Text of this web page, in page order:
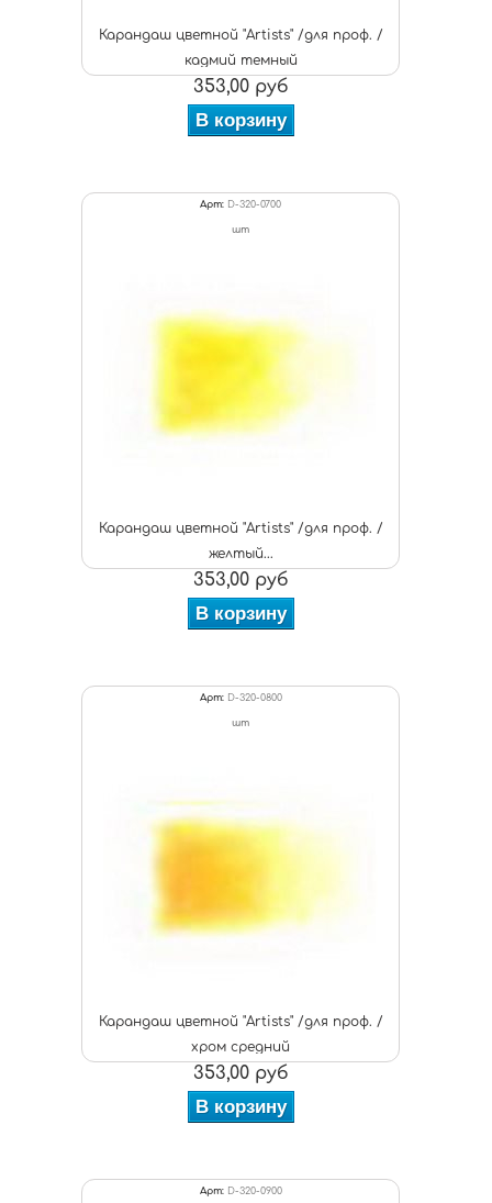
Карандаш цветной "Artists" /для проф. /
кадмий темный
353,00 руб
В корзину
Арт: D-320-0700
шт
Карандаш цветной "Artists" /для проф. /
желтый...
353,00 руб
В корзину
Арт: D-320-0800
шт
Карандаш цветной "Artists" /для проф. /
хром средний
353,00 руб
В корзину
Арт: D-320-0900